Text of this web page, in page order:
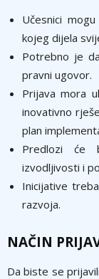
Učesnici
kojeg dijela
Potrebno je
pravni ugovor.
Prijava mora
inovativno
plan
Predlozi će
izvodljivosti i
Inicijative
razvoja.
NAČIN
Da biste se